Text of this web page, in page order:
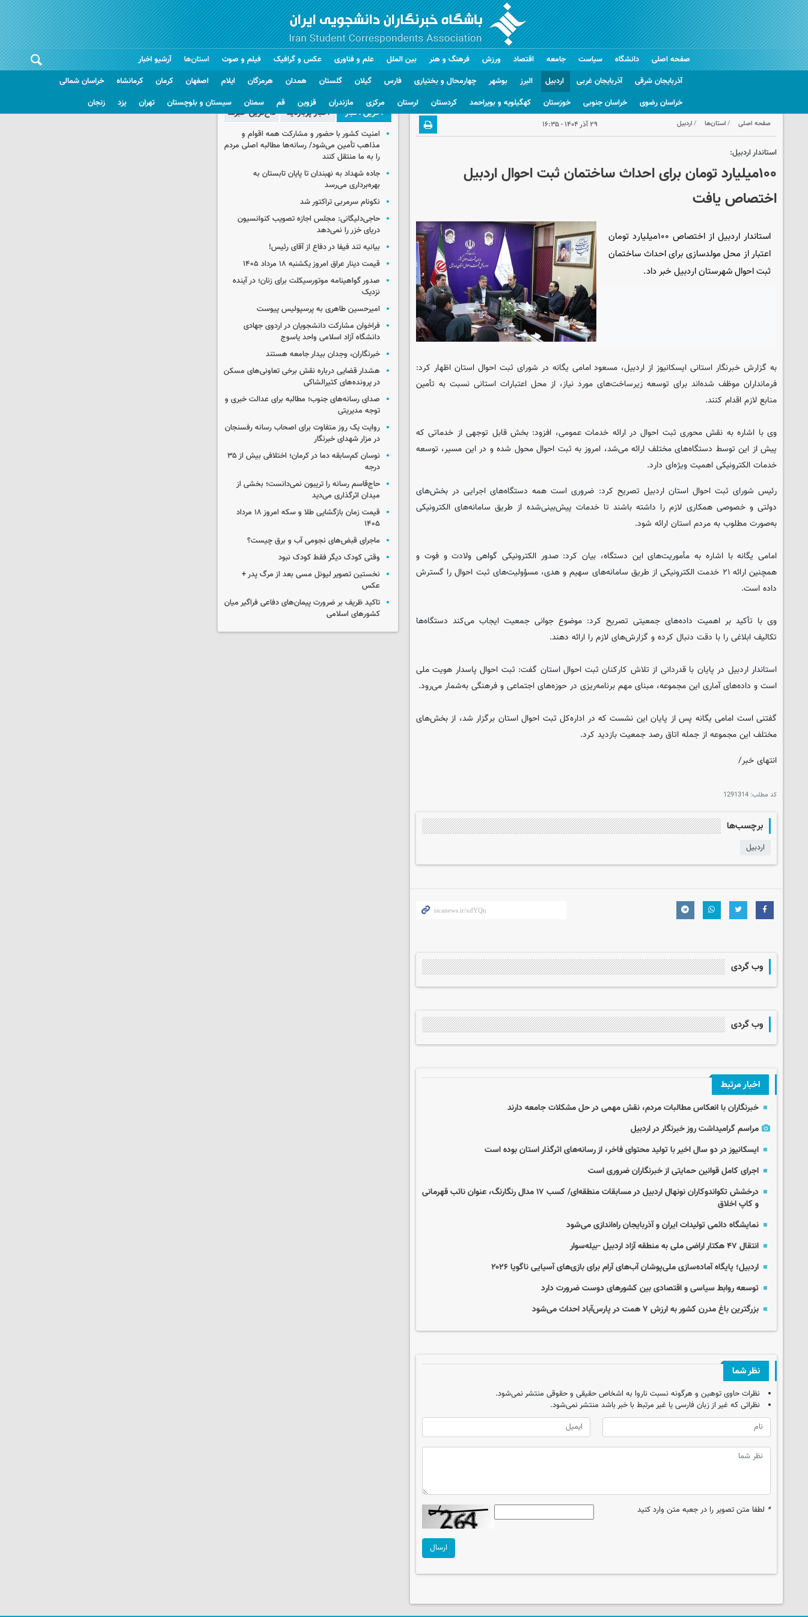
صفحه اصلی دانشگاه سیاست جامعه اقتصاد ورزش فرهنگ و هنر بین الملل علم و فناوری عکس و گرافیک فیلم و صوت
استان‌ها
آذربایجان شرقی
آذربایجان غربی اردبیل البرز بوشهر چهارمحال و بختیاری فارس گیلان گلستان همدان هرمزگان ایلام اصفهان کرمان کرمانشاه
خراسان شمالی
خراسان رضوی
خراسان جنوبی خوزستان کهگیلویه و بویراحمد کردستان لرستان مرکزی مازندران قزوین قم سمنان سیستان و بلوچستان تهران یزد زنجان
آرشیو اخبار
صفحه اصلی استان‌ها اردبیل ۲۹ آذر ۱۴۰۴ - ۱۶:۳۵
استاندار اردبیل:
۱۰۰میلیارد تومان برای احداث ساختمان ثبت احوال اردبیل
اختصاص یافت
استاندار اردبیل از اختصاص ۱۰۰میلیارد تومان
اعتبار از محل مولدسازی برای احداث ساختمان
ثبت احوال شهرستان اردبیل خبر داد.
به گزارش خبرنگار استانی ایسکانیوزاز اردبیل، مسعود امامی یگانه در شورای ثبت احوال استان اظهار کرد:
فرمانداران موظف شده‌اند برای توسعه زیرساخت‌های مورد نیاز، از محل اعتبارات استانی نسبت به تأمین
منابع لازم اقدام کنند.
وی با اشاره به نقش محوری ثبت احوال در ارائه خدمات عمومی، افزود: بخش قابل توجهی از خدماتی که
پیش از این توسط دستگاه‌های مختلف ارائه می‌شد، امروز به ثبت احوال محول شده و در این مسیر، توسعه
خدمات الکترونیکی اهمیت ویژه‌ای دارد.
رئیس شورای ثبت احوال استان اردبیل تصریح کرد: ضروری است همه دستگاه‌های اجرایی در بخش‌های
دولتی و خصوصی همکاری لازم را داشته باشند تا خدمات پیش‌بینی‌شده از طریق سامانه‌های الکترونیکی
به‌صورت مطلوب به مردم استان ارائه شود.
امامی یگانه با اشاره به مأموریت‌های این دستگاه، بیان کرد: صدور الکترونیکی گواهی ولادت و فوت و
همچنین ارائه ۲۱ خدمت الکترونیکی از طریق سامانه‌های سهیم و هدی، مسؤولیت‌های ثبت احوال را گسترش
داده است.
وی با تأکید بر اهمیت داده‌های جمعیتی تصریح کرد: موضوع جوانی جمعیت ایجاب می‌کند دستگاه‌ها
تکالیف ابلاغی را با دقت دنبال کرده و گزارش‌های لازم را ارائه دهند.
استاندار اردبیل در پایان با قدردانی از تلاش کارکنان ثبت احوال استان گفت: ثبت احوال پاسدار هویت ملی
است و داده‌های آماری این مجموعه، مبنای مهم برنامه‌ریزی در حوزه‌های اجتماعی و فرهنگی به‌شمار می‌رود.
گفتنی است امامی یگانه پس از پایان این نشست که در اداره‌کل ثبت احوال استان برگزار شد، از بخش‌های
مختلف این مجموعه از جمله اتاق رصد جمعیت بازدید کرد.
انتهای خبر/
کد مطلب: 1291314
برچسب‌ها
اردبیل
وب گردی
وب گردی
اخبار مرتبط
خبرنگاران با انعکاس مطالبات مردم، نقش مهمی در حل مشکلات جامعه دارند
مراسم گرامیداشت روز خبرنگار در اردبیل
ایسکانیوز در دو سال اخیر با تولید محتوای فاخر، از رسانه‌های اثرگذار استان بوده است
اجرای کامل قوانین حمایتی از خبرنگاران ضروری است
درخشش تکواندوکاران نونهال اردبیل در مسابقات منطقه‌ای/ کسب ۱۷ مدال رنگارنگ، عنوان نائب قهرمانی
و کاپ اخلاق
نمایشگاه دائمی تولیدات ایران و آذربایجان راه‌اندازی می‌شود
انتقال ۴۷ هکتار اراضی ملی به منطقه آزاد اردبیل -بیله‌سوار
اردبیل؛ پایگاه آماده‌سازی ملی‌پوشان آب‌های آرام برای بازی‌های آسیایی ناگویا ۲۰۲۶
توسعه روابط سیاسی و اقتصادی بین کشورهای دوست ضرورت دارد
بزرگترین باغ مدرن کشور به ارزش ۷ همت در پارس‌آباد احداث می‌شود
نظر شما
نظرات حاوی توهین و هرگونه نسبت ناروا به اشخاص حقیقی و حقوقی منتشر نمی‌شود.
نظراتی که غیر از زبان فارسی یا غیر مرتبط با خبر باشد منتشر نمی‌شود.
* لطفا متن تصویر را در جعبه متن وارد کنید
ارسال
آخرین اخبار اخبار پربازدید داغ‌ترین خبرها
امنیت کشور با حضور و مشارکت همه اقوام و
مذاهب تأمین می‌شود/ رسانه‌ها مطالبه اصلی مردم
را به ما منتقل کنند
جاده شهداد به نهبندان تا پایان تابستان به
بهره‌برداری می‌رسد
نکونام سرمربی تراکتور شد
حاجی‌دلیگانی: مجلس اجازه تصویب کنوانسیون
دریای خزر را نمی‌دهد
بیانیه تند فیفا در دفاع از آقای رئیس!
قیمت دینار عراق امروز یکشنبه ۱۸ مرداد ۱۴۰۵
صدور گواهینامه موتورسیکلت برای زنان؛ در آینده
نزدیک
امیرحسین طاهری به پرسپولیس پیوست
فراخوان مشارکت دانشجویان در اردوی جهادی
دانشگاه آزاد اسلامی واحد یاسوج
خبرنگاران، وجدان بیدار جامعه هستند
هشدار قضایی درباره نقش برخی تعاونی‌های مسکن
در پرونده‌های کثیرالشاکی
صدای رسانه‌های جنوب؛ مطالبه برای عدالت خبری و
توجه مدیریتی
روایت یک روز متفاوت برای اصحاب رسانه رفسنجان
در مزار شهدای خبرنگار
نوسان کم‌سابقه دما در کرمان؛ اختلافی بیش از ۳۵
درجه
حاج‌قاسم رسانه را تریبون نمی‌دانست؛ بخشی از
میدان اثرگذاری می‌دید
قیمت زمان بازگشایی طلا و سکه امروز ۱۸ مرداد
۱۴۰۵
ماجرای قبض‌های نجومی آب و برق چیست؟
وقتی کودک دیگر فقط کودک نبود
نخستین تصویر لیونل مسی بعد از مرگ پدر +
عکس
تاکید ظریف بر ضرورت پیمان‌های دفاعی فراگیر میان
کشورهای اسلامی